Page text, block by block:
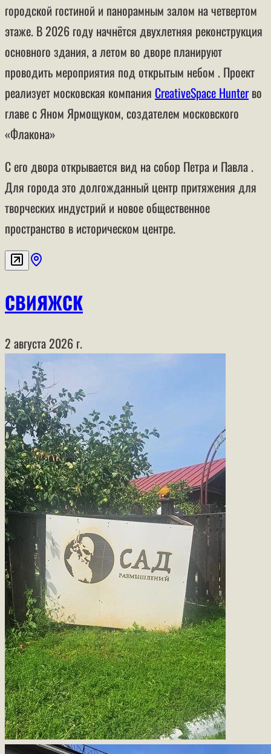
городской гостиной и панорамным залом на четвертом
этаже. В 2026 году начнётся двухлетняя реконструкция
основного здания, а летом во дворе планируют
проводить мероприятия под открытым небом . Проект
реализует московская компания CreativeSpace Hunterво
главе с Яном Ярмощуком, создателем московского
«Флакона»
С его двора открывается вид на собор Петра и Павла .
Для города это долгожданный центр притяжения для
творческих индустрий и новое общественное
пространство в историческом центре.
СВИЯЖСК
2 августа 2026 г.